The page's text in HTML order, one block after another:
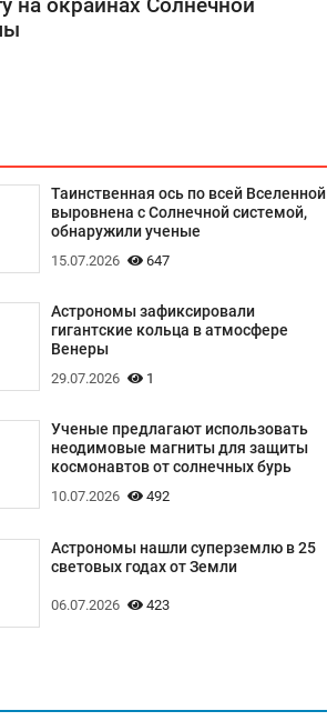
на окраинах Солнечной
Таинственная ось по всей Вселенной
выровнена с Солнечной системой,
обнаружили ученые
15.07.2026 647
Астрономы зафиксировали
гигантские кольца в атмосфере
Венеры
29.07.2026 1
Ученые предлагают использовать
неодимовые магниты для защиты
космонавтов от солнечных бурь
10.07.2026 492
Астрономы нашли суперземлю в 25
световых годах от Земли
06.07.2026 423